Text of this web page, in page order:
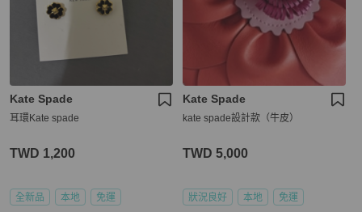
Kate Spade
耳環Kate spade
TWD 1,200
全新品 本地 免運
Kate Spade
kate spade設計款（牛皮）
TWD 5,000
狀況良好 本地 免運